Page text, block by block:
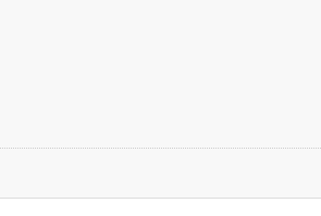
및 관계법령 또는 상관례에 따릅니다.